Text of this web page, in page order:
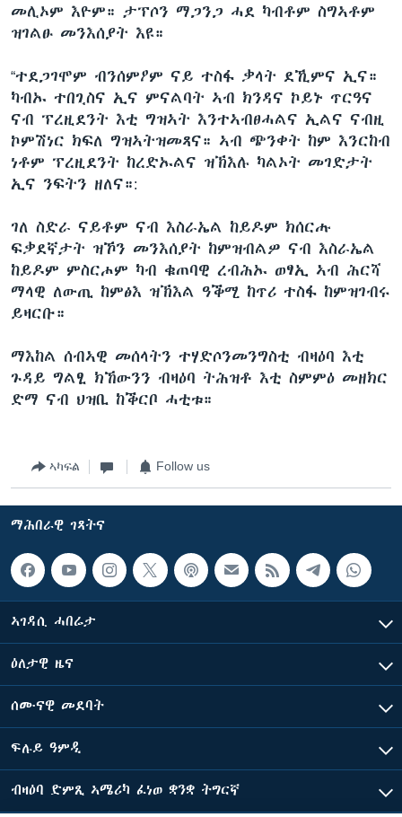
መሊኦም እዮም። ታፕሶን ማጋንጋ ሓደ ካብቶም ስግኣቶም
ዝገልፁ መንእሰያት እዩ።
“ተደጋገሞም ብንሰምዖም ናይ ተስፋ ቃላት ደኺምና ኢና።
ካብኡ ተበጊስና ኢና ምናልባት ኣብ ክንዳና ኮይኑ ጥርዓና
ናብ ፕረዚደንት እቲ ግዝኣት እንተኣብፀሓልና ኢልና ናብዚ
ኮምሽነር ክፍለ ግዝኣትዝመጻና። ኣብ ጭንቀት ከም እንርከብ
ነቶም ፕረዚደንት ከረድኡልና ዝኽእሉ ካልኦት መገድታት
ኢና ንፍትን ዘለና።:
ገለ ስድራ ናይቶም ናብ እስራኤል ከይዶም ክሰርሑ
ፍቃደኛታት ዝኾን መንእሰያት ከምዝብልዎ ናብ እስራኤል
ከይዶም ምስርሖም ካብ ቁጠባዊ ረብሕኡ ወፃኢ ኣብ ሕርሻ
ማላዊ ለውጢ ከምፅእ ዝኽእል ዓቕሚ ከጥሪ ተስፋ ከምዝገብሩ
ይዛርቡ።
ማእከል ሰብኣዊ መሰላትን ተሃድሶንመንግስቲ ብዛዕባ እቲ
ጉዳይ ግልፂ ክኸውንን ብዛዕባ ትሕዝቶ እቲ ስምምዕ መዘክር
ድማ ናብ ህዝቢ ከቕርቦ ሓቲቱ።
ኣካፍል Follow us
ማሕበራዊ ገጻትና
ኣገዳሲ ሓበሬታ
ዕለታዊ ዜና
ሰሙናዊ መደባት
ፍሉይ ዓምዲ
ብዛዕባ ድምጺ ኣሜሪካ ፈነወ ቋንቋ ትግርኛ